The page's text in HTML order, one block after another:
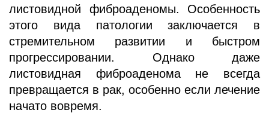
листовидной фиброаденомы. Особенность
этого вида патологии заключается в
стремительном развитии и быстром
прогрессировании. Однако даже
листовидная фиброаденома не всегда
превращается в рак, особенно если лечение
начато вовремя.